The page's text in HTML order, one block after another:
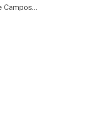
Campos…